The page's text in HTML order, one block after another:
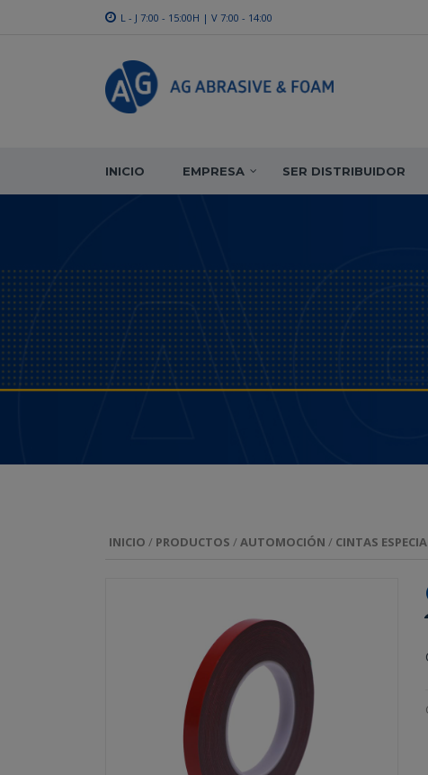
L - J 7:00 - 15:00H | V 7:00 - 14:00
INICIO EMPRESA SER DISTRIBUIDOR
INICIO / PRODUCTOS /AUTOMOCIÓN / CINTAS